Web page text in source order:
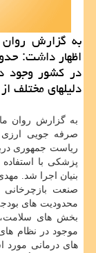
به گزارش
دلیلهای
به گزارش روان
صرفه جویی ارزی
ریاست جمهوری
پزشكی با
بنیان اجرا شد.
صنعت
محدودیت های
بخش های سلامت،
موجود در نظام
های درمانی مورد